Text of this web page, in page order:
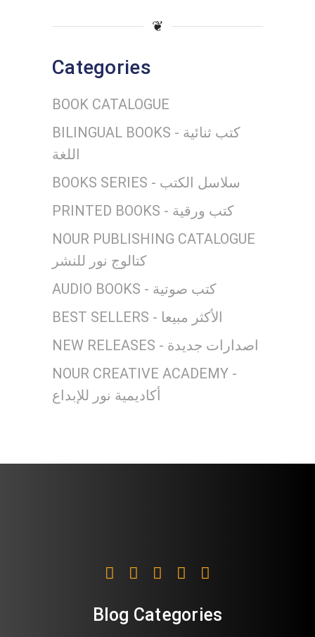
❦
Categories
BOOK CATALOGUE
BILINGUAL BOOKS - كتب ثنائية
اللغة
BOOKS SERIES - سلاسل الكتب
PRINTED BOOKS - كتب ورقية
NOUR PUBLISHING CATALOGUE
كتالوج نور للنشر
AUDIO BOOKS - كتب صوتية
BEST SELLERS - الأكثر مبيعا
NEW RELEASES - اصدارات جديدة
NOUR CREATIVE ACADEMY -
أكاديمية نور للإبداع
Blog Categories